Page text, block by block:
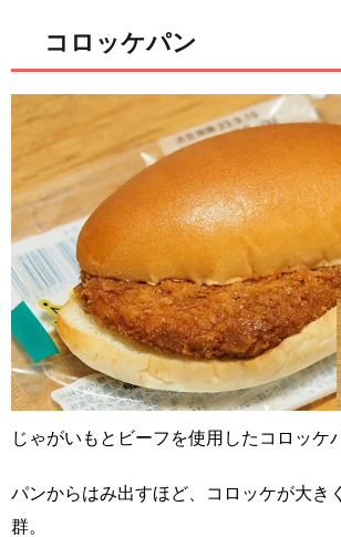
コロッケパン
じゃがいもとビーフを使用したコロッケ
パンからはみ出すほど、コロッケが大き
群。